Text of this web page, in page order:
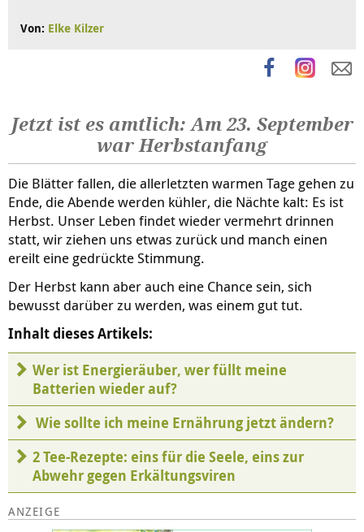
Von: Elke Kilzer
Jetzt ist es amtlich: Am 23. September
war Herbstanfang
Die Blätter fallen, die allerletzten warmen Tage gehen zu
Ende, die Abende werden kühler, die Nächte kalt: Es ist
Herbst. Unser Leben findet wieder vermehrt drinnen
statt, wir ziehen uns etwas zurück und manch einen
ereilt eine gedrückte Stimmung.
Der Herbst kann aber auch eine Chance sein, sich
bewusst darüber zu werden, was einem gut tut.
Inhalt dieses Artikels:
Wer ist Energieräuber, wer füllt meine
Batterien wieder auf?
Wie sollte ich meine Ernährung jetzt ändern?
2 Tee-Rezepte: eins für die Seele, eins zur
Abwehr gegen Erkältungsviren